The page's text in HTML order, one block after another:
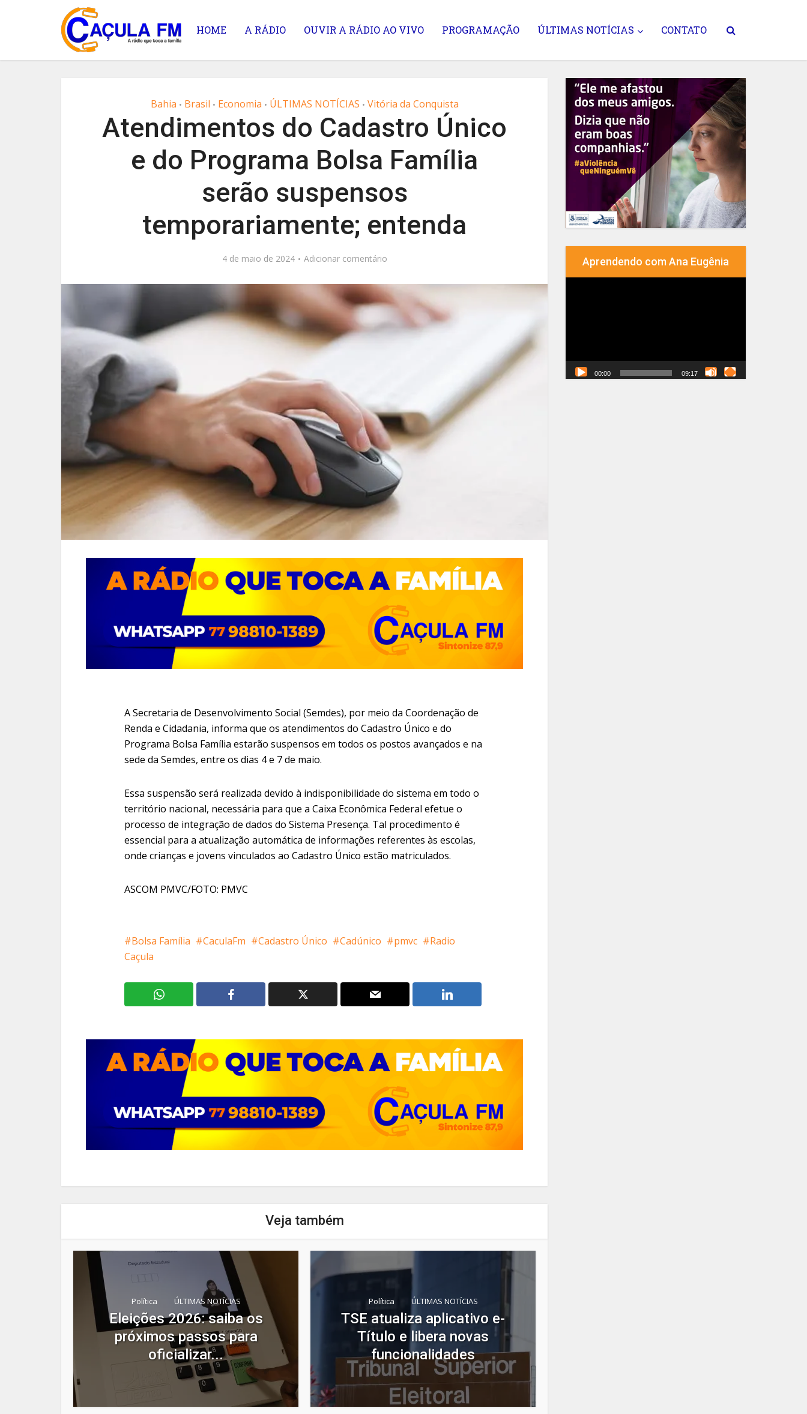
HOME A RÁDIO OUVIR A RÁDIO AO VIVO PROGRAMAÇÃO ÚLTIMAS NOTÍCIAS CONTATO
Bahia • Brasil • Economia • ÚLTIMAS NOTÍCIAS • Vitória da Conquista
Atendimentos do Cadastro Único
e do Programa Bolsa Família
serão suspensos
temporariamente; entenda
4 de maio de 2024 Adicionar comentário
A Secretaria de Desenvolvimento Social (Semdes), por meio da Coordenação de
Renda e Cidadania, informa que os atendimentos do Cadastro Único e do
Programa Bolsa Família estarão suspensos em todos os postos avançados e na
sede da Semdes, entre os dias 4 e 7 de maio.
Essa suspensão será realizada devido à indisponibilidade do sistema em todo o
território nacional, necessária para que a Caixa Econômica Federal efetue o
processo de integração de dados do Sistema Presença. Tal procedimento é
essencial para a atualização automática de informações referentes às escolas,
onde crianças e jovens vinculados ao Cadastro Único estão matriculados.
ASCOM PMVC/FOTO: PMVC
Bolsa Família CaculaFm Cadastro Único Cadúnico pmvc
Radio
Caçula
Veja também
Política ÚLTIMAS NOTÍCIAS
Eleições 2026: saiba os
próximos passos para
oficializar...
Política ÚLTIMAS NOTÍCIAS
TSE atualiza aplicativo e-
Título e libera novas
funcionalidades
Aprendendo com Ana Eugênia
00:00 09:17